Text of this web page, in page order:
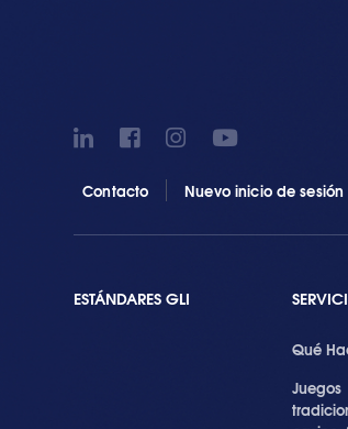
Contacto Nuevo inicio de sesión
ESTÁNDARES GLI
Qué
Juegos